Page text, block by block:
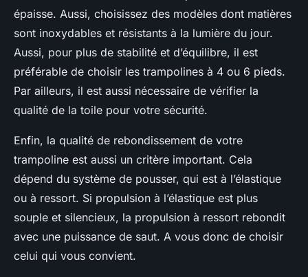
épaisse. Aussi, choisissez des modèles dont matières
sont inoxydables et résistants à la lumière du jour.
Aussi, pour plus de stabilité et d’équilibre, il est
préférable de choisir les trampolines à 4 ou 6 pieds.
Par ailleurs, il est aussi nécessaire de vérifier la
qualité de la toile pour votre sécurité.
Enfin, la qualité de rebondissement de votre
trampoline est aussi un critère important. Cela
dépend du système de pousser, qui est à l’élastique
ou à ressort. Si propulsion à l’élastique est plus
souple et silencieux, la propulsion à ressort rebondit
avec une puissance de saut. A vous donc de choisir
celui qui vous convient.